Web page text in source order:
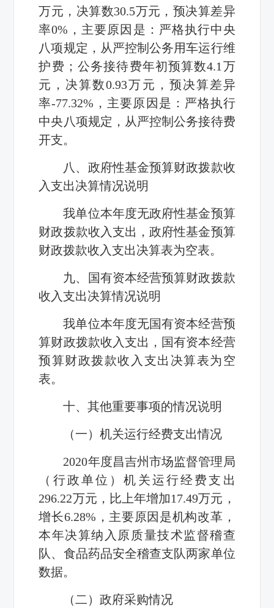
万元，决算数30.5万元，预决算差异
率0%，主要原因是：严格执行中央
八项规定，从严控制公务用车运行维
护费；公务接待费年初预算数4.1万
元，决算数0.93万元，预决算差异
率-77.32%，主要原因是：严格执行
中央八项规定，从严控制公务接待费
开支。
八、政府性基金预算财政拨款收
入支出决算情况说明
我单位本年度无政府性基金预算
财政拨款收入支出，政府性基金预算
财政拨款收入支出决算表为空表。
九、国有资本经营预算财政拨款
收入支出决算情况说明
我单位本年度无国有资本经营预
算财政拨款收入支出，国有资本经营
预算财政拨款收入支出决算表为空
表。
十、其他重要事项的情况说明
（一）机关运行经费支出情况
2020年度昌吉州市场监督管理局
（行政单位）机关运行经费支出
296.22万元，比上年增加17.49万元，
增长6.28%，主要原因是机构改革，
本年决算纳入原质量技术监督稽查
队、食品药品安全稽查支队两家单位
数据。
（二）政府采购情况